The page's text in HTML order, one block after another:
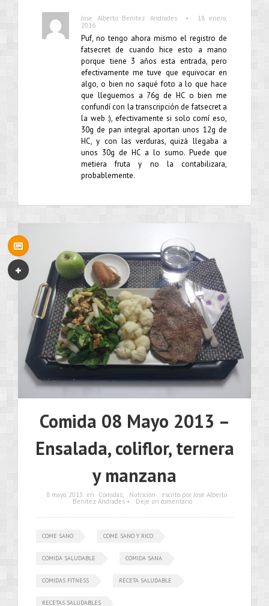
Jose Alberto Benítez Andrades •
18 enero,
2016
Puf, no tengo ahora mismo el registro de
fatsecret de cuando hice esto a mano
porque tiene 3 años esta entrada, pero
efectivamente me tuve que equivocar en
algo, o bien no saqué foto a lo que hace
que lleguemos a 76g de HC o bien me
confundí con la transcripción de fatsecret a
la web :), efectivamente si solo comí eso,
30g de pan integral aportan unos 12g de
HC, y con las verduras, quizá llegaba a
unos 30g de HC a lo sumo. Puede que
metiera fruta y no la contabilizara,
probablemente.
Comida 08 Mayo 2013 –
Ensalada, coliflor, ternera
y manzana
8 mayo, 2013 en Comidas Nutrición escrito por Jose Alberto
Benítez Andrades • Deje un comentario
COME SANO COME SANO Y RICO
COMIDA SALUDABLE COMIDA SANA
COMIDAS FITNESS RECETA SALUDABLE
RECETAS SALUDABLES